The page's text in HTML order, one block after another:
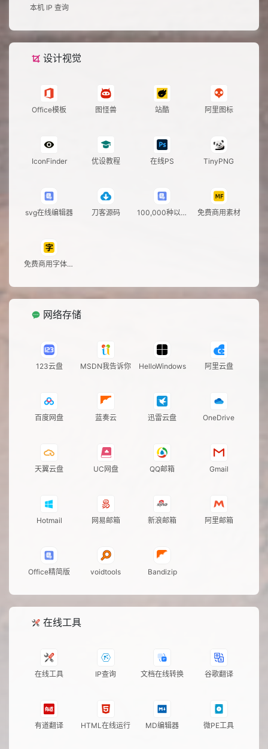
本机 IP 查询
设计视觉
Office模板 图怪兽 站酷 阿里图标
IconFinder 优设教程 在线PS TinyPNG
svg在线编辑器 刀客源码
100,000种以上
免费商用素材
免费商用字体大
网络存储
123云盘 MSDN我告诉你 HelloWindows 阿里云盘
百度网盘 蓝奏云 迅雷云盘 OneDrive
天翼云盘 UC网盘 QQ邮箱 Gmail
Hotmail 网易邮箱 新浪邮箱 阿里邮箱
Office精简版 voidtools Bandizip
在线工具
在线工具 IP查询 文档在线转换 谷歌翻译
有道翻译 HTML在线运行 MD编辑器 微PE工具